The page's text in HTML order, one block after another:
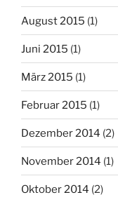
August 2015 (1)
Juni 2015 (1)
März 2015 (1)
Februar 2015 (1)
Dezember 2014 (2)
November 2014 (1)
Oktober 2014 (2)